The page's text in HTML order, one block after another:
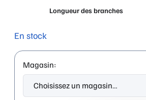
Longueur des branches
En stock
Magasin: